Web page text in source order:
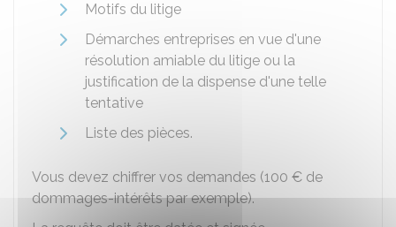
Motifs du litige
Démarches entreprises en vue d'une
résolution amiable du litige ou la
justification de la dispense d'une telle
tentative
Liste des pièces.
Vous devez chiffrer vos demandes (100 € de
dommages-intérêts par exemple).